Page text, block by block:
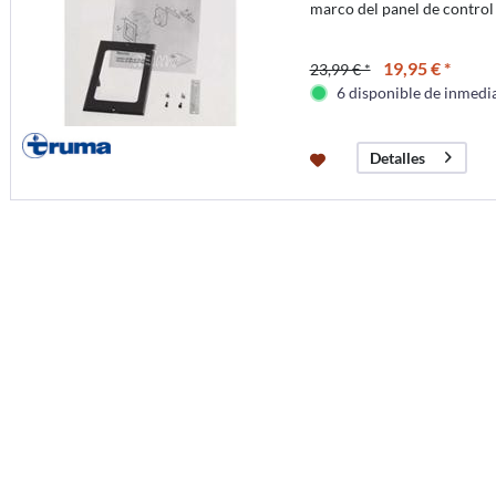
marco del panel de control
23,99 € * 19,95 € *
6 disponible de
Detalles